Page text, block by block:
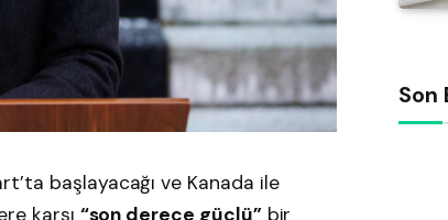
başlayacağı ve Kanada ile
karşı “son derece güçlü”bir
Son